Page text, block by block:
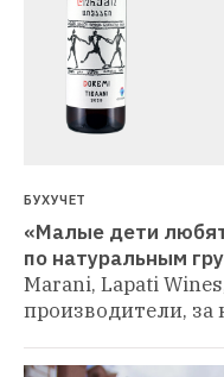
БУХУЧЕТ
«Малые дети
по натуральным
Marani, Lapati
производители, за